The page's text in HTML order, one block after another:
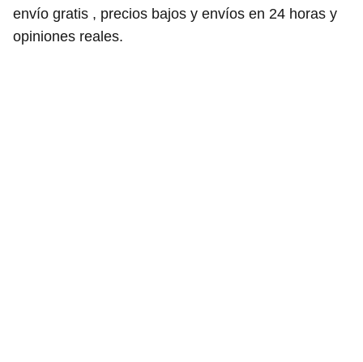
envío gratis , precios bajos y envíos en 24 horas y
opiniones reales.